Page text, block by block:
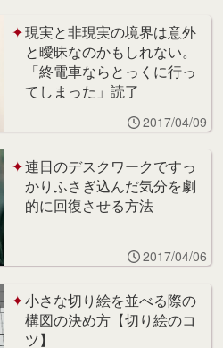
現実と非現実の境界は意外
と曖昧なのかもしれない。
「終電車ならとっくに行っ
てしまった」読了
2017/04/09
連日のデスクワークですっ
かりふさぎ込んだ気分を劇
的に回復させる方法
2017/04/06
小さな切り絵を並べる際の
構図の決め方【切り絵のコ
ツ】